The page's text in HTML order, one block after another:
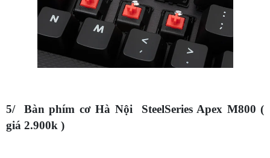
5/ Bàn phím cơ Hà Nội SteelSeries Apex M800 (
giá 2.900k )